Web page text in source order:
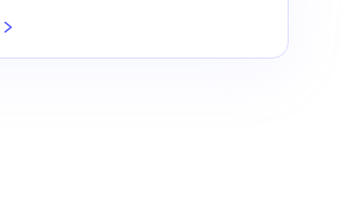
你在图像处理任务上取
的成就